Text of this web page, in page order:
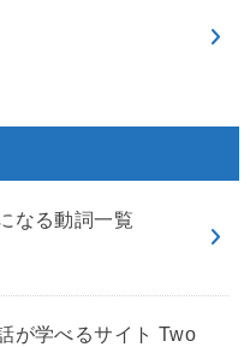
なる動詞一覧
が学べるサイト Two